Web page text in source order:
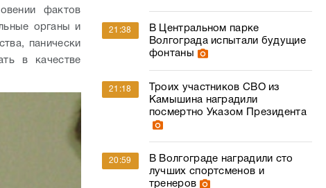
фактов
органы и
панически
в качестве
21:38
В Центральном парке
Волгограда испытали будущие
фонтаны
21:18
Троих участников СВО из
Камышина наградили
посмертно Указом Президента
20:59
В Волгограде наградили сто
лучших спортсменов и
тренеров